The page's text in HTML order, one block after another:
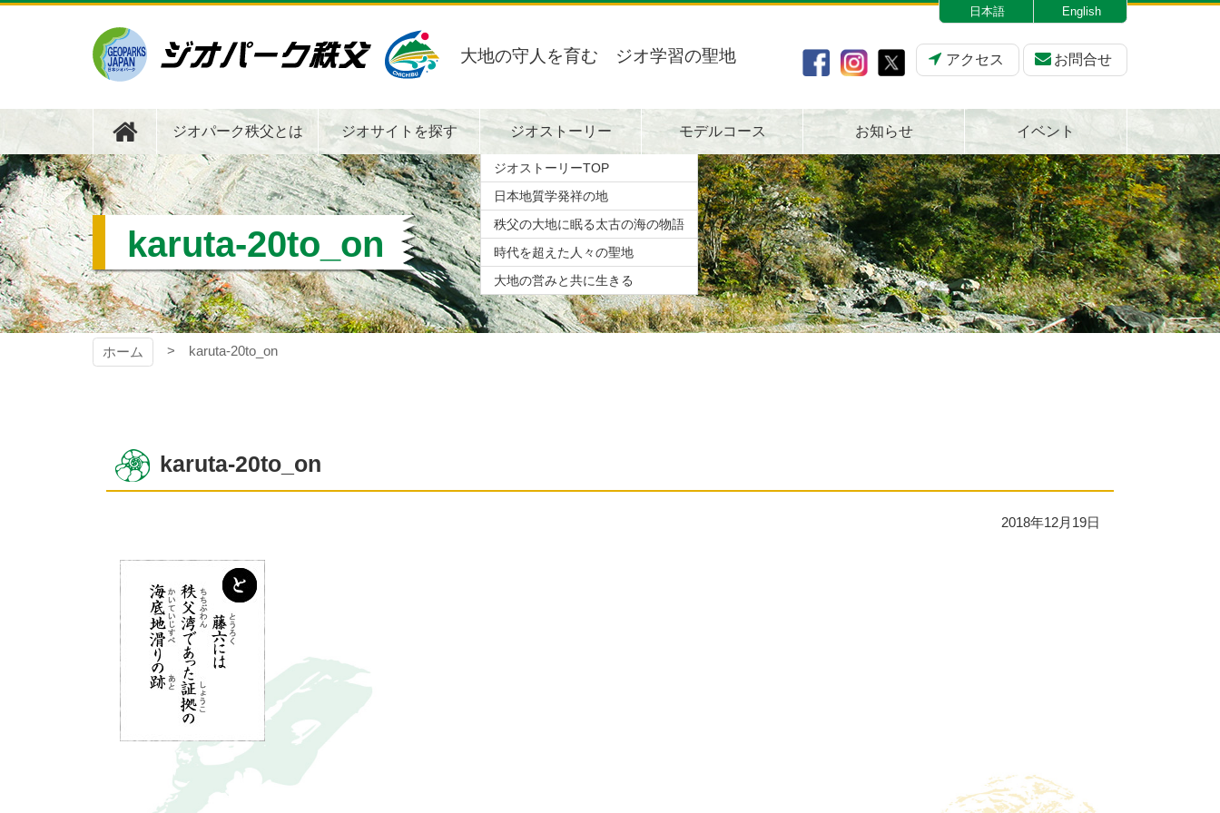
本
へ
ス
キ
ッ
プ
ジオパーク秩父
大地の守人を育む ジオ学習の聖地
日本語 English
アクセス お問合せ
ジオパーク秩父とは ジオサイトを探す ジオストーリー
ジオストーリーTOP
日本地質学発祥の地
秩父の大地に眠る太古の海の物語
時代を超えた人々の聖地
大地の営みと共に生きる
モデルコース お知らせ イベント
karuta-20to_on
ホーム karuta-20to_on
karuta-20to_on
2018年12月19日